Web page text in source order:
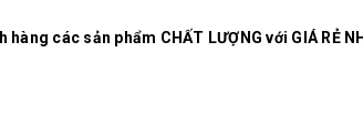
các sản phẩm CHẤT LƯỢNG với GIÁ RẺ